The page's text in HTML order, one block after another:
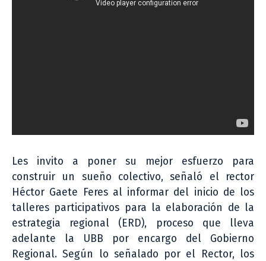
Les invito a poner su mejor esfuerzo para
construir un sueño colectivo, señaló el rector
Héctor Gaete Feres al informar del inicio de los
talleres participativos para la elaboración de la
estrategia regional (ERD), proceso que lleva
adelante la UBB por encargo del Gobierno
Regional. Según lo señalado por el Rector, los